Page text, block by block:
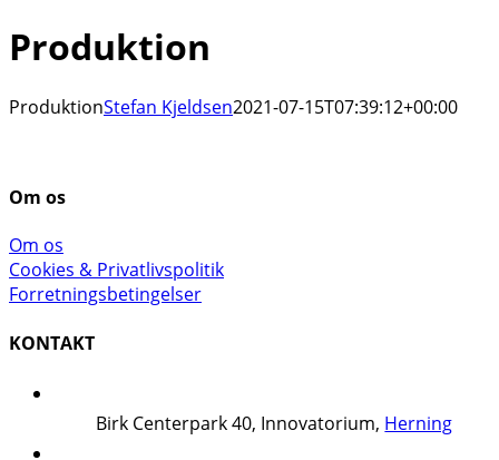
Produktion
ProduktionStefan Kjeldsen2021-07-15T07:39:12+00:00
Om os
Om os
Cookies & Privatlivspolitik
Forretningsbetingelser
KONTAKT
Birk Centerpark 40, Innovatorium, Herning